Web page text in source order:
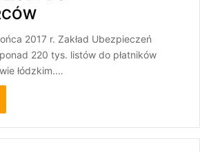
2017 r. Zakład Ubezpieczeń
220 tys. listów do płatników
łódzkim.…